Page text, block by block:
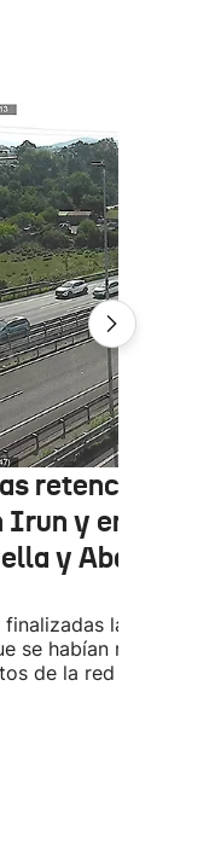
retenciones
y en la A-8
y Abanto-
las
se habían registrado
de la red viaria